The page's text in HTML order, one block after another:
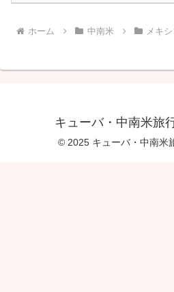
ホーム 中南米 メキシ
キューバ・中南米旅
© 2025 キューバ・中南米